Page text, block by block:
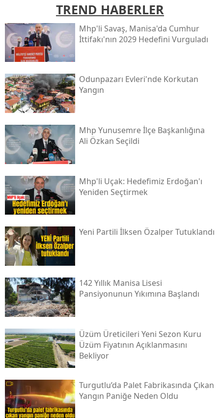
TREND HABERLER
Mhp'li Savaş, Manisa'da Cumhur
İttifakı'nın 2029 Hedefini Vurguladı
Odunpazarı Evleri'nde Korkutan
Yangın
Mhp Yunusemre İlçe Başkanlığına
Ali Özkan Seçildi
Mhp'li Uçak: Hedefimiz Erdoğan'ı
Yeniden Seçtirmek
Yeni̇ Partili İlksen Özalper Tutuklandı
142 Yıllık Manisa Lisesi
Pansiyonunun Yıkımına Başlandı
Üzüm Üreticileri Yeni Sezon Kuru
Üzüm Fiyatının Açıklanmasını
Bekliyor
Turgutlu’da Palet Fabrikasında Çıkan
Yangın Paniğe Neden Oldu